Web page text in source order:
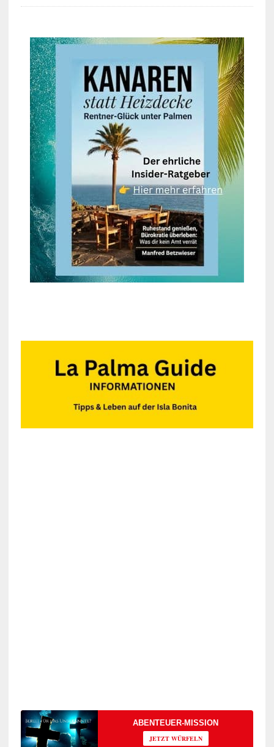
ABENTEUER-MISSION
JETZT WÜRFELN